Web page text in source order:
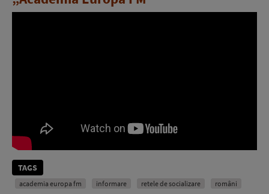
TAGS
academia europa fm informare retele de socializare
români